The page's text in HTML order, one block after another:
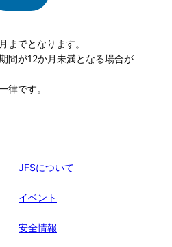
までとなります。
間が12か月未満となる場合が
律です。
JFSについて
イベント
安全情報